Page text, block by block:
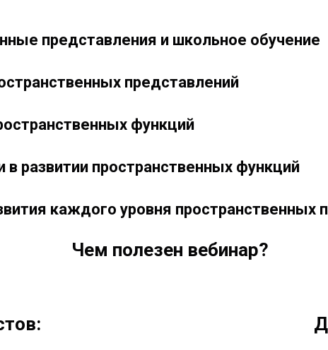
представления и школьное обучение
представлений
функций
в развитии пространственных функций
каждого уровня пространственных
Чем полезен вебинар?